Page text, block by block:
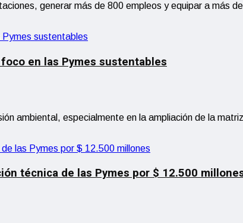
generar más de 800 empleos y equipar a más
en las Pymes sustentables
ambiental, especialmente en la ampliación de la
técnica de las Pymes por $ 12.500